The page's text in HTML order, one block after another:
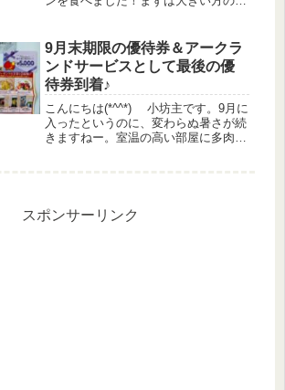
しかったです♪ちょっと欲張って一気
に食べすぎてしまったのは反省...
9月末期限の優待券＆アークラ
ンドサービスとして最後の優
待券到着♪
こんにちは(*^^*) 小坊主です。9月に
入ったというのに、変わらぬ暑さが続
きますねー。室温の高い部屋に多肉を
スポンサーリンク